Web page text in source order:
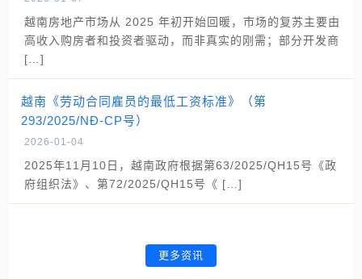
越南房地产市场从 2025 年初开始回暖，市场的复苏主要由
高收入购房者和投资者驱动，而非真实的刚需；部分开发商
[…]
越南《劳动合同雇员的最低工资标准》（第
293/2025/NĐ-CP号）
2026-01-04
2025年11月10日，越南政府根据第63/2025/QH15号《政
府组织法》、第72/2025/QH15号《 […]
更多资讯